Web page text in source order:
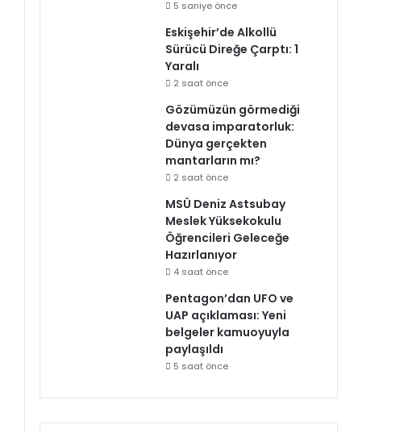
5 saniye önce
Eskişehir’de Alkollü
Sürücü Direğe Çarptı: 1
Yaralı
2 saat önce
Gözümüzün görmediği
devasa imparatorluk:
Dünya gerçekten
mantarların mı?
2 saat önce
MSÜ Deniz Astsubay
Meslek Yüksekokulu
Öğrencileri Geleceğe
Hazırlanıyor
4 saat önce
Pentagon’dan UFO ve
UAP açıklaması: Yeni
belgeler kamuoyuyla
paylaşıldı
5 saat önce